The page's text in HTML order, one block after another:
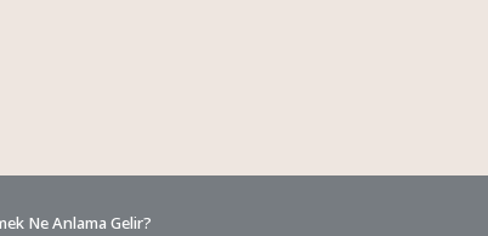
Ne Anlama Gelir?